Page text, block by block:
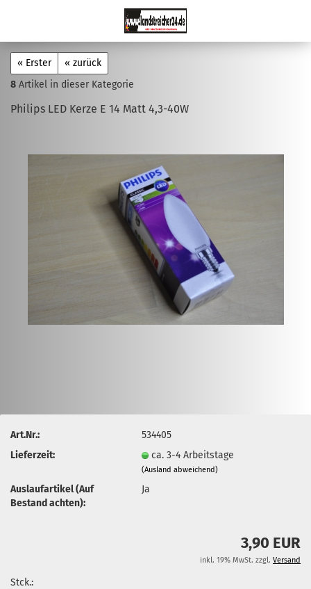
« Erster
« zurück
8 Artikel in dieser Kategorie
Philips LED Kerze E 14 Matt 4,3-40W
Art.Nr.:
534405
Lieferzeit:
ca. 3-4 Arbeitstage
(Ausland abweichend)
Auslaufartikel (Auf
Bestand achten):
Ja
3,90 EUR
inkl. 19% MwSt. zzgl. Versand
Stck.: